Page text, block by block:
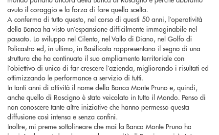
avuto il coraggio e la forza di fare quella scelta.
A conferma di tutto questo, nel corso di questi 50 anni, l’operatività
della Banca ha visto un’espansione difficilmente immaginabile nel
passato. Lo sviluppo nel Cilento, nel Vallo di Diano, nel Golfo di
Policastro ed, in ultimo, in Basilicata rappresentano il segno di una
struttura che ha continuato il suo ampliamento territoriale con
l’obiettivo di unico di far crescere l’azienda, migliorando i risultati ed
ottimizzando le performance a servizio di tutti.
In tanti anni di attività il nome della Banca Monte Pruno e, quindi,
anche quello di Roscigno è stato veicolato in tutto il Mondo. Penso di
non conoscere tante altre iniziative che hanno permesso questa
diffusione così intensa e senza confini.
Inoltre, mi preme sottolineare che mai la Banca Monte Pruno ha